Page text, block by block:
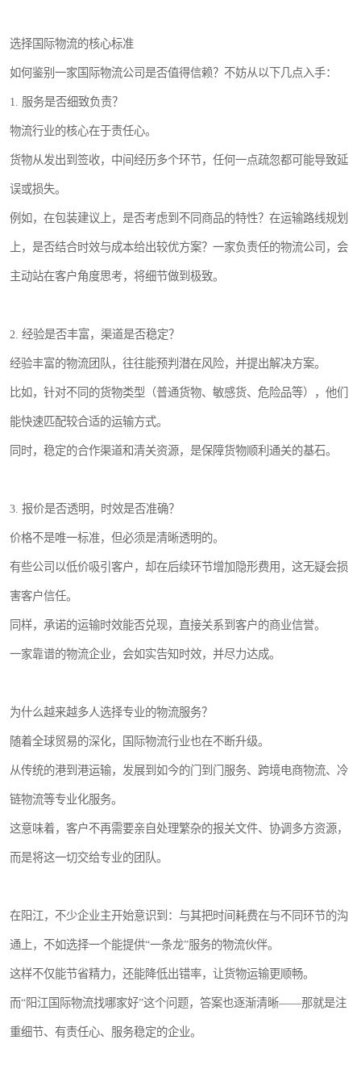
选择国际物流的核心标准
如何鉴别一家国际物流公司是否值得信赖？不妨从以下几点入手：
1. 服务是否细致负责？
物流行业的核心在于责任心。
货物从发出到签收，中间经历多个环节，任何一点疏忽都可能导致延
误或损失。
例如，在包装建议上，是否考虑到不同商品的特性？在运输路线规划
上，是否结合时效与成本给出较优方案？一家负责任的物流公司，会
主动站在客户角度思考，将细节做到极致。
2. 经验是否丰富，渠道是否稳定？
经验丰富的物流团队，往往能预判潜在风险，并提出解决方案。
比如，针对不同的货物类型（普通货物、敏感货、危险品等），他们
能快速匹配较合适的运输方式。
同时，稳定的合作渠道和清关资源，是保障货物顺利通关的基石。
3. 报价是否透明，时效是否准确？
价格不是唯一标准，但必须是清晰透明的。
有些公司以低价吸引客户，却在后续环节增加隐形费用，这无疑会损
害客户信任。
同样，承诺的运输时效能否兑现，直接关系到客户的商业信誉。
一家靠谱的物流企业，会如实告知时效，并尽力达成。
为什么越来越多人选择专业的物流服务？
随着全球贸易的深化，国际物流行业也在不断升级。
从传统的港到港运输，发展到如今的门到门服务、跨境电商物流、冷
链物流等专业化服务。
这意味着，客户不再需要亲自处理繁杂的报关文件、协调多方资源，
而是将这一切交给专业的团队。
在阳江，不少企业主开始意识到：与其把时间耗费在与不同环节的沟
通上，不如选择一个能提供“一条龙”服务的物流伙伴。
这样不仅能节省精力，还能降低出错率，让货物运输更顺畅。
而“阳江国际物流找哪家好”这个问题，答案也逐渐清晰——那就是注
重细节、有责任心、服务稳定的企业。